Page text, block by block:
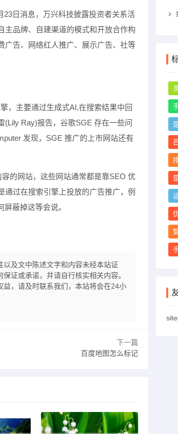
日消息，万兴科技披露投资者关系活
主品牌、自建渠道的模式和开放合作构
广告、网络红人推广、展示广告、社等
，主要通过生成式AI,在搜索结果中回
Ray)报告，谷歌SGE 存在一些问
发现，SGE 推广的上市网站还有
的网站，这些网站通常都是靠SEO 优
过在搜索引擎上投放的广告推广，例
蔽掉这等会说。
及文中陈述文字和内容未经本站证
证或承诺，并请自行核实相关内容。
，请及时联系我们，本站将会在24小
下一篇
百度地图怎么标记